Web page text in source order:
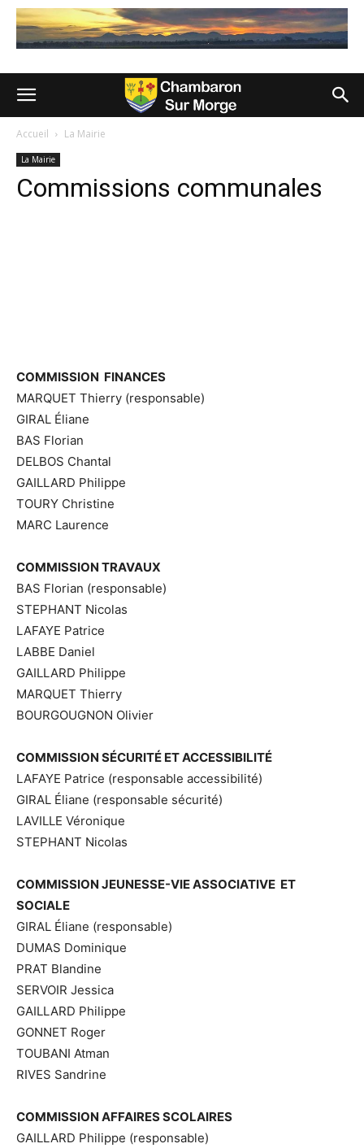
Accueil La Mairie
La Mairie
Commissions communales
COMMISSION FINANCES
MARQUET Thierry (responsable)
GIRAL Éliane
BAS Florian
DELBOS Chantal
GAILLARD Philippe
TOURY Christine
MARC Laurence
COMMISSION TRAVAUX
BAS Florian (responsable)
STEPHANT Nicolas
LAFAYE Patrice
LABBE Daniel
GAILLARD Philippe
MARQUET Thierry
BOURGOUGNON Olivier
COMMISSION SÉCURITÉ ET ACCESSIBILITÉ
LAFAYE Patrice (responsable accessibilité)
GIRAL Éliane (responsable sécurité)
LAVILLE Véronique
STEPHANT Nicolas
COMMISSION JEUNESSE-VIE ASSOCIATIVE ET
SOCIALE
GIRAL Éliane (responsable)
DUMAS Dominique
PRAT Blandine
SERVOIR Jessica
GAILLARD Philippe
GONNET Roger
TOUBANI Atman
RIVES Sandrine
COMMISSION AFFAIRES SCOLAIRES
GAILLARD Philippe (responsable)